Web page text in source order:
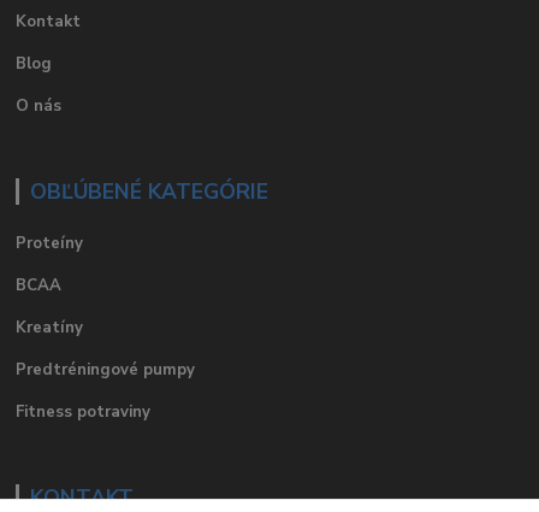
Kontakt
Blog
O nás
OBĽÚBENÉ KATEGÓRIE
Proteíny
BCAA
Kreatíny
Predtréningové pumpy
Fitness potraviny
KONTAKT